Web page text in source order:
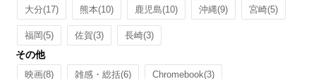
大分(17) 熊本(10) 鹿児島(10) 沖縄(9) 宮崎(5)
福岡(5) 佐賀(3) 長崎(3)
その他
映画(8) 雑感・総括(6) Chromebook(3)